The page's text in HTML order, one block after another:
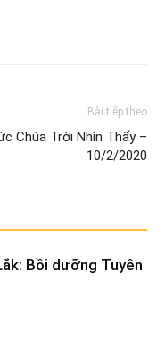
Bài tiếp theo
Chúa Trời Nhìn Thấy –
10/2/2020
Bồi dưỡng Tuyên